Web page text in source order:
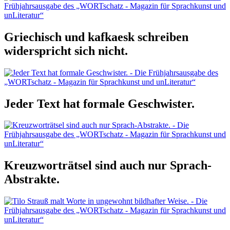
Griechisch und kafkaesk schreiben
widerspricht sich nicht.
Jeder Text hat formale Geschwister.
Kreuzworträtsel sind auch nur Sprach-
Abstrakte.